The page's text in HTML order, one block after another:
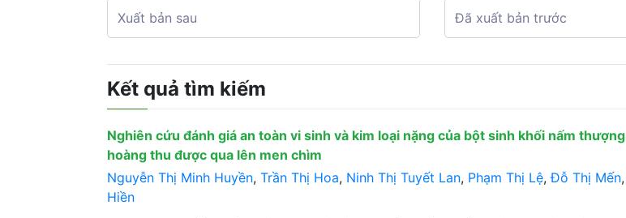
Kết quả tìm kiếm
Nghiên cứu đánh giá an toàn vi sinh và kim loại nặng của bột sinh khối nấm thượng
hoàng thu được qua lên men chìm
Nguyễn Thị Minh Huyền, Trần Thị Hoa, Ninh Thị Tuyết Lan, Phạm Thị Lệ,Đỗ Thị Mến,
Hiền